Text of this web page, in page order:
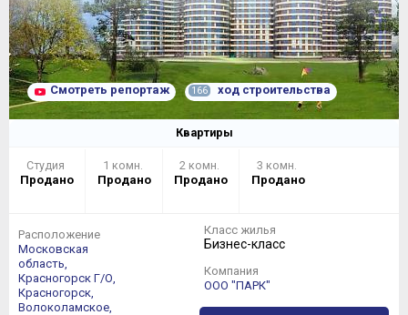
Смотреть репортаж 166 ход строительства
Квартиры
Студия
Продано
1 комн.
Продано
2 комн.
Продано
3 комн.
Продано
Расположение
Московская
область,
Красногорск Г/О,
Красногорск,
Волоколамское,
Класс жилья
Бизнес-класс
Компания
ООО "ПАРК"